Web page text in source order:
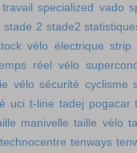
specialized vado
stade 2 stade2
vélo électrique strip
réel vélo
vélo sécurité cyclisme
uci t-line tadej pogacar
manivelle taille vélo
technocentre tenways